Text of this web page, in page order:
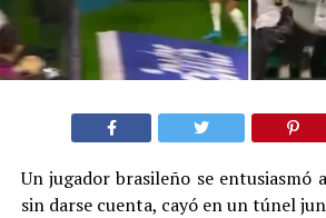
Un jugador brasileño se entusiasmó
sin darse cuenta, cayó en un túnel